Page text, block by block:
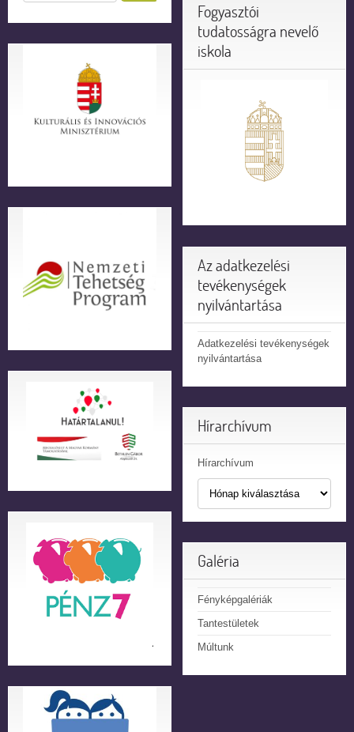
Fogyasztói
tudatosságra nevelő
iskola
Az adatkezelési
tevékenységek
nyilvántartása
Adatkezelési tevékenységek
nyilvántartása
Hírarchívum
Hírarchívum
Galéria
Fényképgalériák
Tantestületek
Múltunk